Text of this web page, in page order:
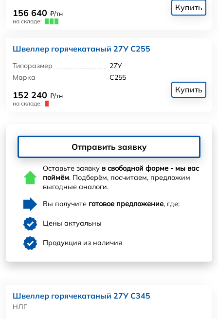
156 640 ₽/тн
на складе:
Купить
Швеллер горячекатаный 27У С255
Типоразмер
27У
Марка
С255
152 240 ₽/тн
на складе:
Купить
Отправить заявку
Оставьте заявку в свободной форме - мы вас
поймём. Подберём, посчитаем, предложим
выгодные аналоги.
Вы получите готовое предложение, где:
Цены актуальны
Продукция из наличия
Швеллер горячекатаный 27У С345
НЛГ